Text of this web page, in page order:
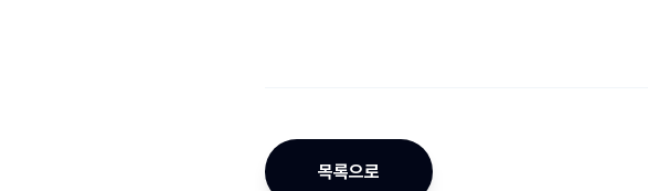
목록으로